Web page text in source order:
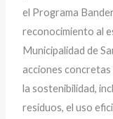
el Programa
reconocimiento al
Municipalidad de
acciones concretas
la sostenibilidad,
residuos, el uso